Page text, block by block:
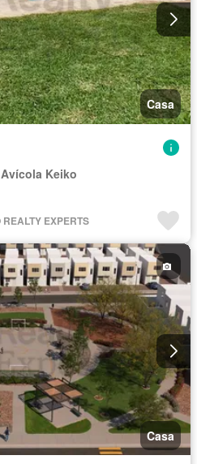
Casa
Keiko
EXPERTS
Casa